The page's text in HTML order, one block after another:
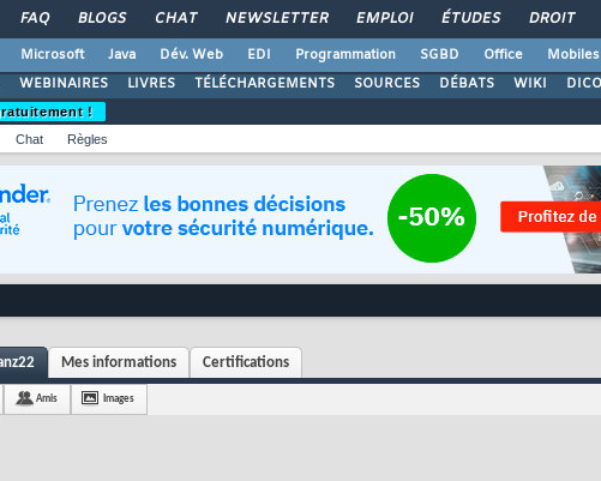
FAQ BLOGS CHAT NEWSLETTER EMPLOI ÉTUDES DROIT
Microsoft Java Dév. Web EDI Programmation SGBD Office Mobiles
WEBINAIRES LIVRES TÉLÉCHARGEMENTS SOURCES DÉBATS WIKI DICO
!
Chat Règles
Mes informations Certifications
Amis Images